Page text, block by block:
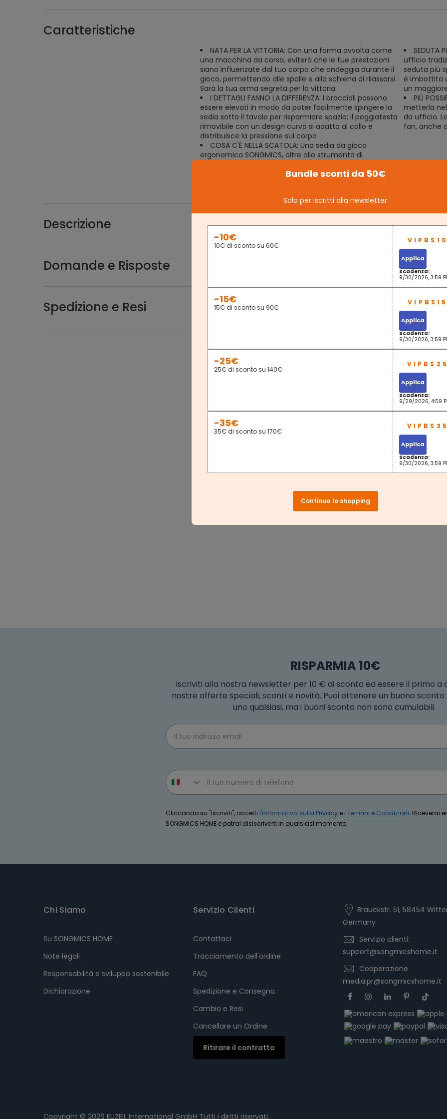
Caratteristiche
NATA PER LA VITTORIA: Con una forma avvolta come
una macchina da corsa, eviterà che le tue prestazioni
siano influenzate dal tuo corpo che ondeggia durante il
gioco, permettendo alle spalle e alla schiena di rilassarsi.
Sarà la tua arma segreta per la vittoria
SEDUTA
ufficio
seduta più
è imbottita
un
I DETTAGLI FANNO LA DIFFERENZA: I braccioli possono
essere elevati in modo da poter facilmente spingere la
sedia sotto il tavolo per risparmiare spazio; il poggiatesta
rimovibile con un design curvo si adatta al collo e
distribuisce la pressione sul corpo
PIÙ
metterla
da ufficio.
fan, anche
COSA C'È NELLA SCATOLA: Una sedia da gioco
ergonomica SONGMICS, oltre allo strumento di
facilitano il montaggio. Vinci la competizione in tutta
Descrizione
Domande e Risposte
Spedizione e Resi
RISPARMIA 10€
Iscriviti alla nostra newsletter per 10 € di sconto ed essere il primo a
nostre offerte speciali, sconti e novità. Puoi ottenere un buono
uno qualsiasi, ma i buoni sconto non sono cumulabili.
Email
Phone number
Cliccando su "Iscriviti", accetti l'Informativa sulla Privacy e i Termini e Condizioni. Riceverai
SONGMICS HOME e potrai disiscriverti in qualsiasi momento.
Chi Siamo
Su SONGMICS HOME
Note legali
Responsabilità e sviluppo sostenibile
Dichiarazione
Servizio Clienti
Contattaci
Tracciamento dell'ordine
FAQ
Spedizione e Consegna
Cambio e Resi
Cancellare un Ordine
Ritirare il contratto
Brauckstr. 51, 58454
Germany
Servizio clienti:
support@songmicshome.it
Cooperazione
media:pr@songmicshome.it
Copyright © 2026 EUZIEL International GmbH Tutti i diritti riservati.
Bundle sconti da 50€
Solo per iscritti alla newsletter
-10€
10€ di sconto su 60€
Applica
Scadenza:
9/30/2026, 3:59
-15€
15€ di sconto su 90€
Applica
Scadenza:
9/30/2026, 3:59
-25€
25€ di sconto su 140€
Applica
Scadenza:
9/29/2026, 4:59
-35€
35€ di sconto su 170€
Applica
Scadenza:
9/30/2026, 3:59
Continua lo shopping